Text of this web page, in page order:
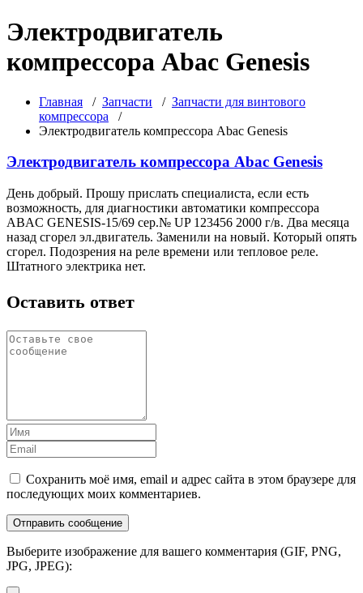
Электродвигатель
компрессора Abac Genesis
Главная / Запчасти / Запчасти для винтового
компрессора /
Электродвигатель компрессора Abac Genesis
Электродвигатель компрессора Abac Genesis
День добрый. Прошу прислать специалиста, если есть
возможность, для диагностики автоматики компрессора
ABAC GENESIS-15/69 сер.№ UP 123456 2000 г/в. Два месяца
назад сгорел эл.двигатель. Заменили на новый. Который опять
сгорел. Подозрения на реле времени или тепловое реле.
Штатного электрика нет.
Оставить ответ
Сохранить моё имя, email и адрес сайта в этом браузере для
последующих моих комментариев.
Выберите изображение для вашего комментария (GIF, PNG,
JPG, JPEG):